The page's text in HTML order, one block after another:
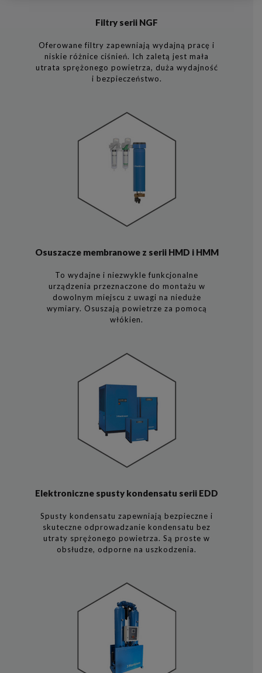
Filtry serii NGF
Oferowane filtry zapewniają wydajną pracę i
niskie różnice ciśnień. Ich zaletą jest mała
utrata sprężonego powietrza, duża wydajność
i bezpieczeństwo.
Osuszacze membranowe z serii HMD i HMM
To wydajne i niezwykle funkcjonalne
urządzenia przeznaczone do montażu w
dowolnym miejscu z uwagi na nieduże
wymiary. Osuszają powietrze za pomocą
włókien.
Elektroniczne spusty kondensatu serii EDD
Spusty kondensatu zapewniają bezpieczne i
skuteczne odprowadzanie kondensatu bez
utraty sprężonego powietrza. Są proste w
obsłudze, odporne na uszkodzenia.